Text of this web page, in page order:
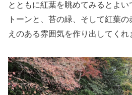
とともに紅葉を眺めてみるとよい
トーンと、苔の緑、そして紅葉
えのある雰囲気を作り出してくれ